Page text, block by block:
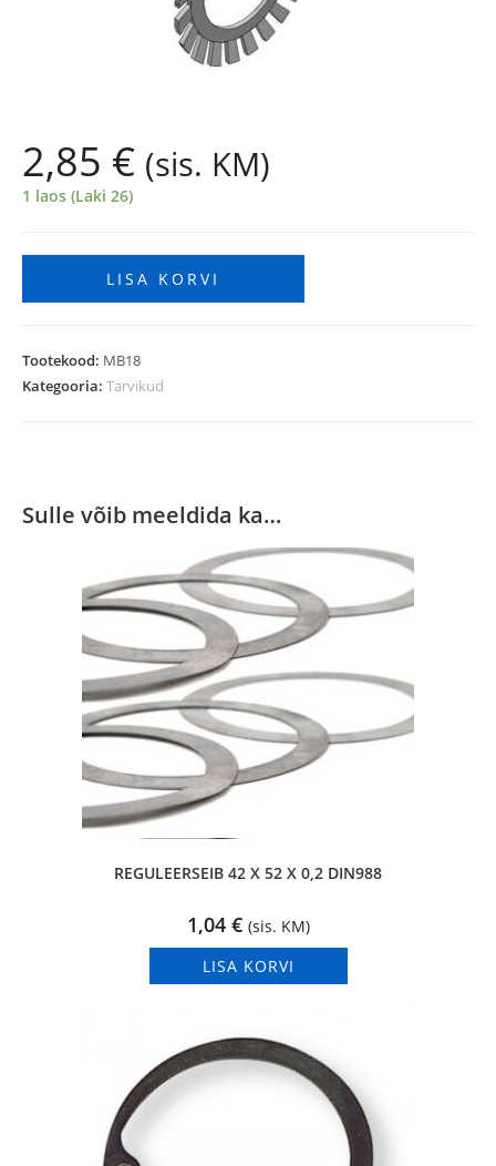
2,85 € (sis. KM)
1 laos (Laki 26)
LISA KORVI
Tootekood: MB18
Kategooria: Tarvikud
Sulle võib meeldida ka…
REGULEERSEIB 42 X 52 X 0,2 DIN988
1,04 € (sis. KM)
LISA KORVI